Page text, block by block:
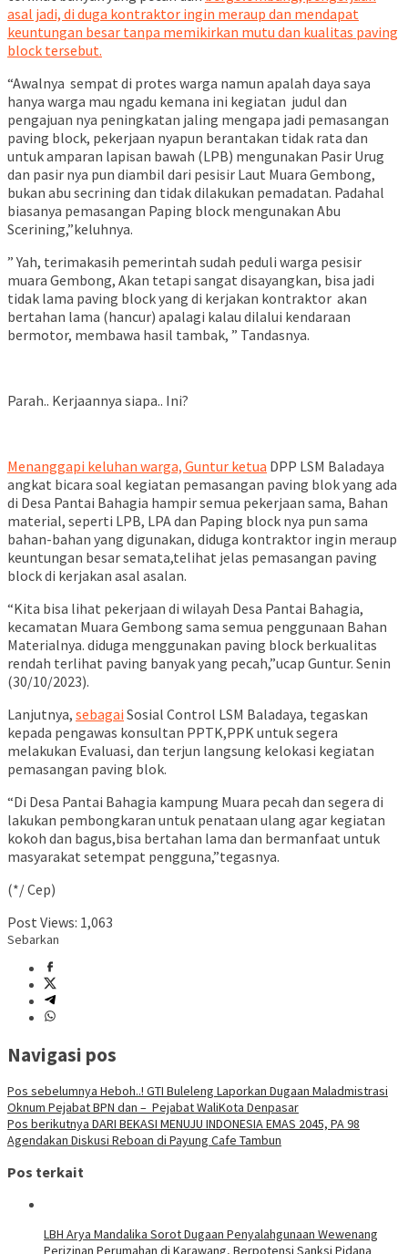
asal jadi, di duga kontraktor ingin meraup dan mendapat
keuntungan besar tanpa memikirkan mutu dan kualitas paving
block tersebut.
“Awalnya sempat di protes warga namun apalah daya saya
hanya warga mau ngadu kemana ini kegiatan judul dan
pengajuan nya peningkatan jaling mengapa jadi pemasangan
paving block, pekerjaan nyapun berantakan tidak rata dan
untuk amparan lapisan bawah (LPB) mengunakan Pasir Urug
dan pasir nya pun diambil dari pesisir Laut Muara Gembong,
bukan abu secrining dan tidak dilakukan pemadatan. Padahal
biasanya pemasangan Paping block mengunakan Abu
Scerining,”keluhnya.
” Yah, terimakasih pemerintah sudah peduli warga pesisir
muara Gembong, Akan tetapi sangat disayangkan, bisa jadi
tidak lama paving block yang di kerjakan kontraktor akan
bertahan lama (hancur) apalagi kalau dilalui kendaraan
bermotor, membawa hasil tambak, ” Tandasnya.
Parah.. Kerjaannya siapa.. Ini?
Menanggapi keluhan warga, Guntur ketua DPP LSM Baladaya
angkat bicara soal kegiatan pemasangan paving blok yang ada
di Desa Pantai Bahagia hampir semua pekerjaan sama, Bahan
material, seperti LPB, LPA dan Paping block nya pun sama
bahan-bahan yang digunakan, diduga kontraktor ingin meraup
keuntungan besar semata,telihat jelas pemasangan paving
block di kerjakan asal asalan.
“Kita bisa lihat pekerjaan di wilayah Desa Pantai Bahagia,
kecamatan Muara Gembong sama semua penggunaan Bahan
Materialnya. diduga menggunakan paving block berkualitas
rendah terlihat paving banyak yang pecah,”ucap Guntur. Senin
(30/10/2023).
Lanjutnya, sebagai Sosial Control LSM Baladaya, tegaskan
kepada pengawas konsultan PPTK,PPK untuk segera
melakukan Evaluasi, dan terjun langsung kelokasi kegiatan
pemasangan paving blok.
“Di Desa Pantai Bahagia kampung Muara pecah dan segera di
lakukan pembongkaran untuk penataan ulang agar kegiatan
kokoh dan bagus,bisa bertahan lama dan bermanfaat untuk
masyarakat setempat pengguna,”tegasnya.
(*/ Cep)
Post Views: 1,063
Sebarkan
Navigasi pos
Pos sebelumnya Heboh..! GTI Buleleng Laporkan Dugaan Maladmistrasi
Oknum Pejabat BPN dan – Pejabat WaliKota Denpasar
Pos berikutnya DARI BEKASI MENUJU INDONESIA EMAS 2045, PA 98
Agendakan Diskusi Reboan di Payung Cafe Tambun
Pos terkait
LBH Arya Mandalika Sorot Dugaan Penyalahgunaan Wewenang
Perizinan Perumahan di Karawang, Berpotensi Sanksi Pidana